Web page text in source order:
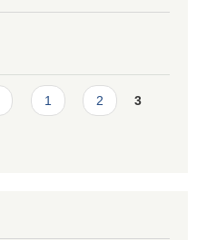
1 2 3